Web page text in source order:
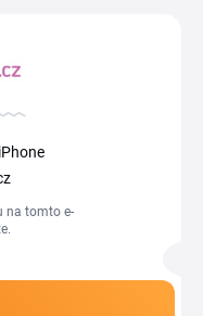
na tomto e-